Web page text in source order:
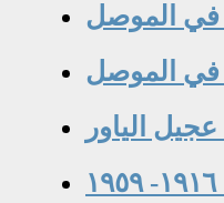
في الموصل
في الموصل
الياور